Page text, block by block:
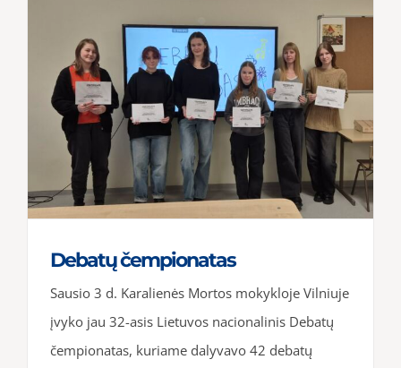
Debatų čempionatas
Sausio 3 d. Karalienės Mortos mokykloje Vilniuje
įvyko jau 32-asis Lietuvos nacionalinis Debatų
čempionatas, kuriame dalyvavo 42 debatų